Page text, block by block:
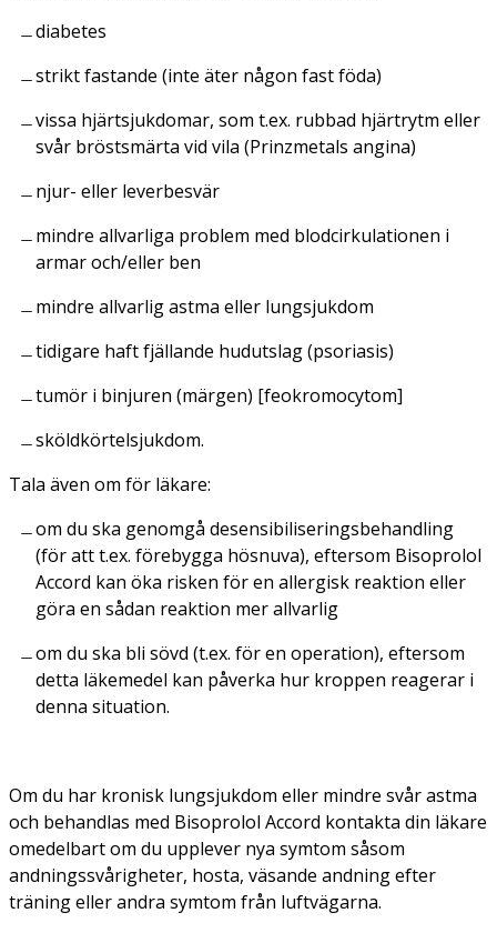
diabetes
strikt fastande (inte äter någon fast föda)
vissa hjärtsjukdomar, som t.ex. rubbad hjärtrytm eller
svår bröstsmärta vid vila (Prinzmetals angina)
njur- eller leverbesvär
mindre allvarliga problem med blodcirkulationen i
armar och/eller ben
mindre allvarlig astma eller lungsjukdom
tidigare haft fjällande hudutslag (psoriasis)
tumör i binjuren (märgen) [feokromocytom]
sköldkörtelsjukdom.
Tala även om för läkare:
om du ska genomgå desensibiliseringsbehandling
(för att t.ex. förebygga hösnuva), eftersom Bisoprolol
Accord kan öka risken för en allergisk reaktion eller
göra en sådan reaktion mer allvarlig
om du ska bli sövd (t.ex. för en operation), eftersom
detta läkemedel kan påverka hur kroppen reagerar i
denna situation.
Om du har kronisk lungsjukdom eller mindre svår astma
och behandlas med Bisoprolol Accord kontakta din läkare
omedelbart om du upplever nya symtom såsom
andningssvårigheter, hosta, väsande andning efter
träning eller andra symtom från luftvägarna.